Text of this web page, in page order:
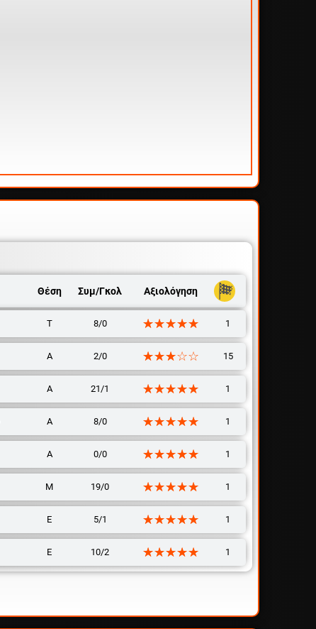
Θέση Συμ/Γκολ Αξιολόγηση
Τ 8/0 ☆☆☆☆☆
★★★★★ 1
Α 2/0 ☆☆☆☆☆
★★★★★ 15
Α 21/1 ☆☆☆☆☆
★★★★★ 1
Α 8/0 ☆☆☆☆☆
★★★★★ 1
Α 0/0 ☆☆☆☆☆
★★★★★ 1
Μ 19/0 ☆☆☆☆☆
★★★★★ 1
Ε 5/1 ☆☆☆☆☆
★★★★★ 1
Ε 10/2 ☆☆☆☆☆
★★★★★ 1